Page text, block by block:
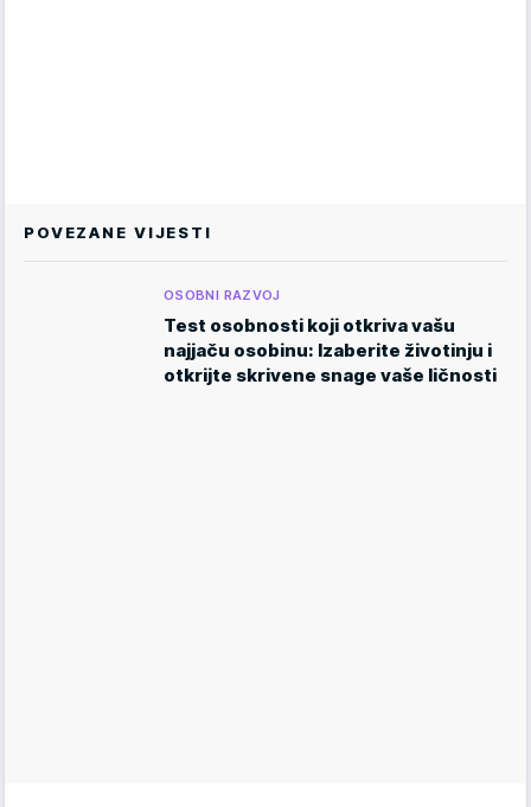
POVEZANE VIJESTI
OSOBNI RAZVOJ
Test osobnosti koji otkriva vašu
najjaču osobinu: Izaberite životinju i
otkrijte skrivene snage vaše ličnosti